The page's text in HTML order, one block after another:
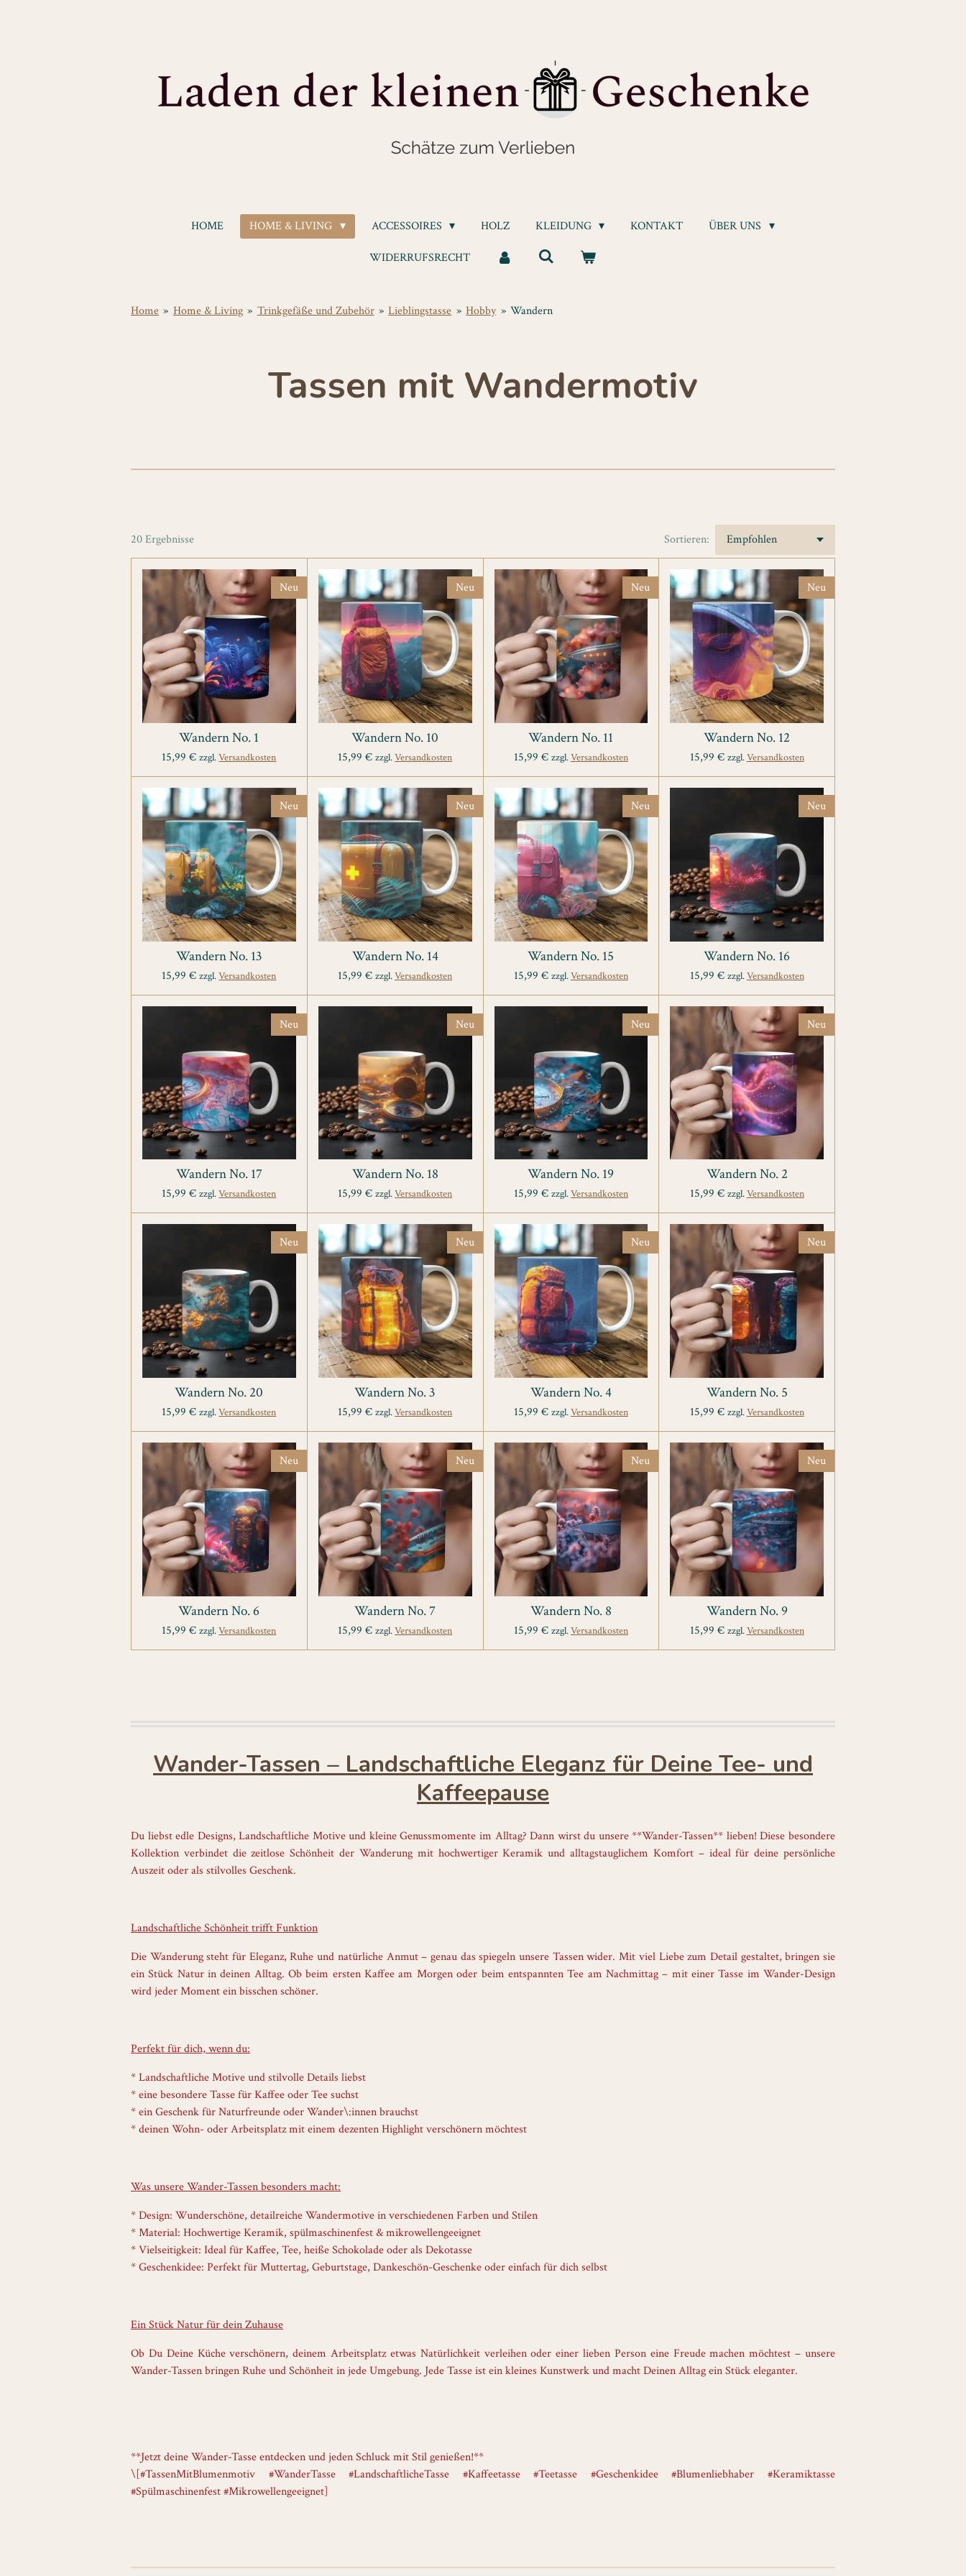
HOME HOME & LIVING ACCESSOIRES HOLZ KLEIDUNG KONTAKT ÜBER UNS
WIDERRUFSRECHT
Home » Home & Living » Trinkgefäße und Zubehör » Lieblingstasse » Hobby » Wandern
Tassen mit Wandermotiv
20 Ergebnisse Sortieren:
Neu
Wandern No. 1
15,99 € zzgl.Versandkosten
Neu
Wandern No. 10
15,99 € zzgl.Versandkosten
Neu
Wandern No. 11
15,99 € zzgl.Versandkosten
Neu
Wandern No. 12
15,99 € zzgl.Versandkosten
Neu
Wandern No. 13
15,99 € zzgl.Versandkosten
Neu
Wandern No. 14
15,99 € zzgl.Versandkosten
Neu
Wandern No. 15
15,99 € zzgl.Versandkosten
Neu
Wandern No. 16
15,99 € zzgl.Versandkosten
Neu
Wandern No. 17
15,99 € zzgl.Versandkosten
Neu
Wandern No. 18
15,99 € zzgl.Versandkosten
Neu
Wandern No. 19
15,99 € zzgl.Versandkosten
Neu
Wandern No. 2
15,99 € zzgl.Versandkosten
Neu
Wandern No. 20
15,99 € zzgl.Versandkosten
Neu
Wandern No. 3
15,99 € zzgl.Versandkosten
Neu
Wandern No. 4
15,99 € zzgl.Versandkosten
Neu
Wandern No. 5
15,99 € zzgl.Versandkosten
Neu
Wandern No. 6
15,99 € zzgl.Versandkosten
Neu
Wandern No. 7
15,99 € zzgl.Versandkosten
Neu
Wandern No. 8
15,99 € zzgl.Versandkosten
Neu
Wandern No. 9
15,99 € zzgl.Versandkosten
Wander-Tassen – Landschaftliche Eleganz für Deine Tee- und
Kaffeepause
Du liebst edle Designs, Landschaftliche Motive und kleine Genussmomente im Alltag? Dann wirst du unsere **Wander-Tassen** lieben! Diese besondere
Kollektion verbindet die zeitlose Schönheit der Wanderung mit hochwertiger Keramik und alltagstauglichem Komfort – ideal für deine persönliche
Auszeit oder als stilvolles Geschenk.
Landschaftliche Schönheit trifft Funktion
Die Wanderung steht für Eleganz, Ruhe und natürliche Anmut – genau das spiegeln unsere Tassen wider. Mit viel Liebe zum Detail gestaltet, bringen sie
ein Stück Natur in deinen Alltag. Ob beim ersten Kaffee am Morgen oder beim entspannten Tee am Nachmittag – mit einer Tasse im Wander-Design
wird jeder Moment ein bisschen schöner.
Perfekt für dich, wenn du:
* Landschaftliche Motive und stilvolle Details liebst
* eine besondere Tasse für Kaffee oder Tee suchst
* ein Geschenk für Naturfreunde oder Wander\:innen brauchst
* deinen Wohn- oder Arbeitsplatz mit einem dezenten Highlight verschönern möchtest
Was unsere Wander-Tassen besonders macht:
* Design: Wunderschöne, detailreiche Wandermotive in verschiedenen Farben und Stilen
* Material: Hochwertige Keramik, spülmaschinenfest & mikrowellengeeignet
* Vielseitigkeit: Ideal für Kaffee, Tee, heiße Schokolade oder als Dekotasse
* Geschenkidee: Perfekt für Muttertag, Geburtstage, Dankeschön-Geschenke oder einfach für dich selbst
Ein Stück Natur für dein Zuhause
Ob Du Deine Küche verschönern, deinem Arbeitsplatz etwas Natürlichkeit verleihen oder einer lieben Person eine Freude machen möchtest – unsere
Wander-Tassen bringen Ruhe und Schönheit in jede Umgebung. Jede Tasse ist ein kleines Kunstwerk und macht Deinen Alltag ein Stück eleganter.
**Jetzt deine Wander-Tasse entdecken und jeden Schluck mit Stil genießen!**
\[#TassenMitBlumenmotiv #WanderTasse #LandschaftlicheTasse #Kaffeetasse #Teetasse #Geschenkidee #Blumenliebhaber #Keramiktasse
#Spülmaschinenfest #Mikrowellengeeignet]